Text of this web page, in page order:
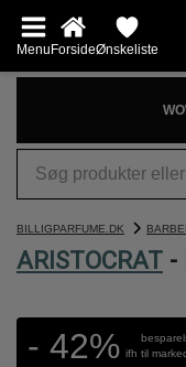
MenuForsideØnskeliste
BILLIGPARFUME.DK
ARISTOCRAT -
- 42% ifh til